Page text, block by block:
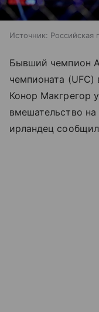
Источник: Российская
Бывший чемпион
чемпионата (UFC)
Конор Макгрегор
вмешательство
ирландец